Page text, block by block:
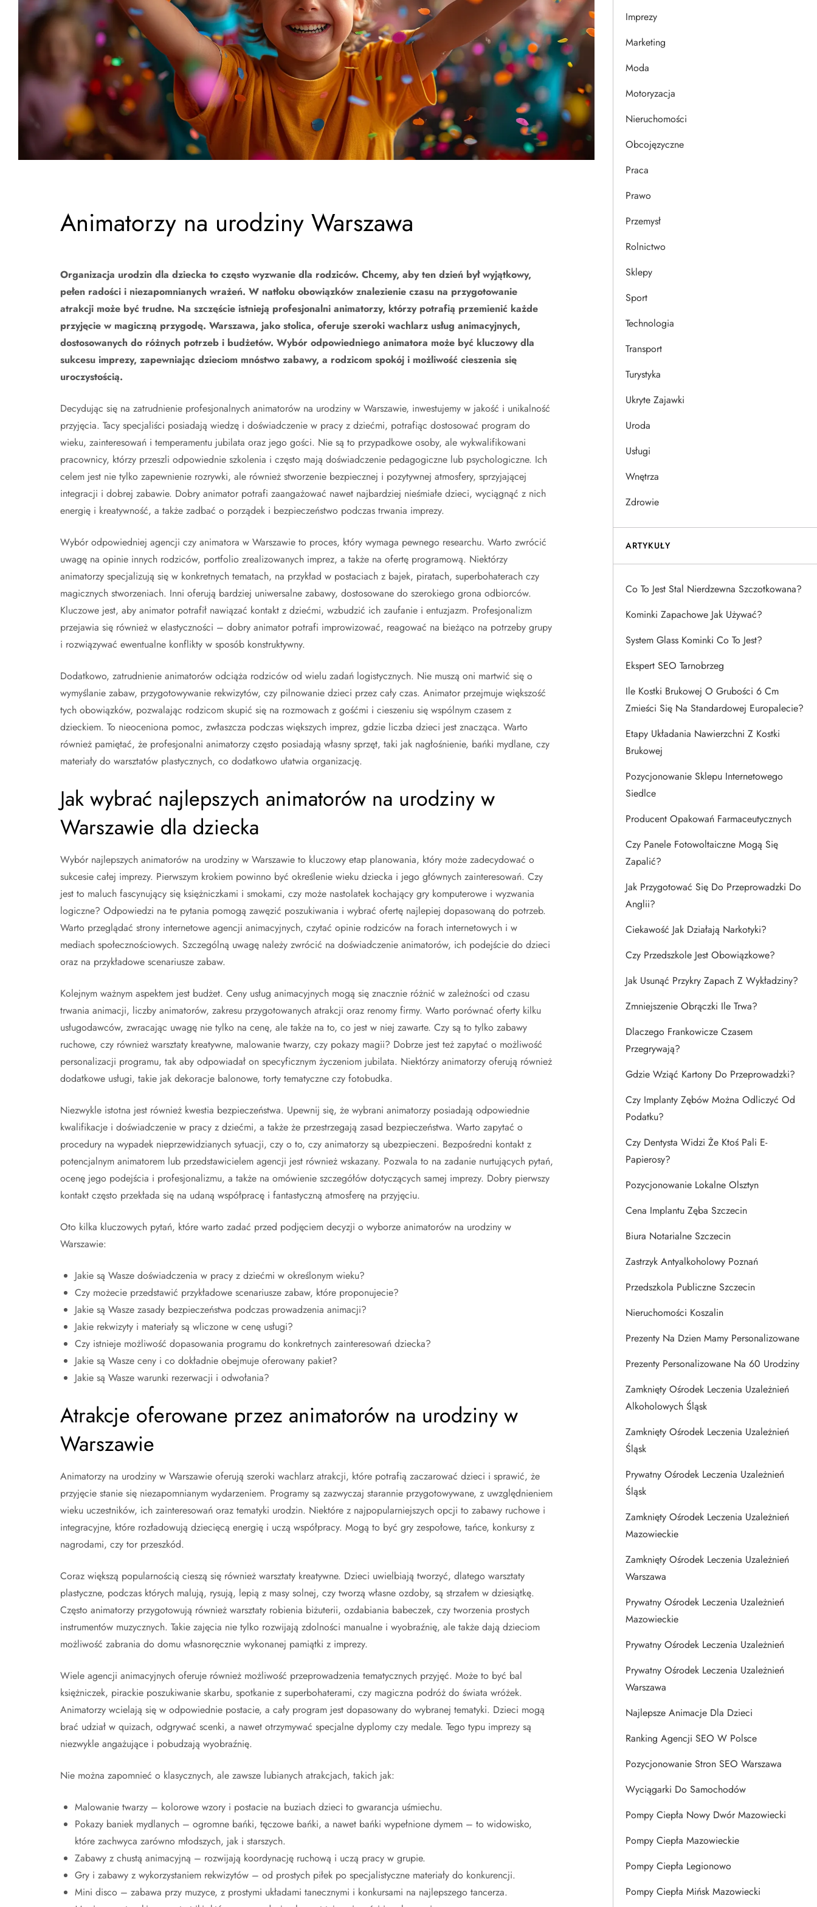
Animatorzy na urodziny Warszawa
Organizacja urodzin dla dziecka to często wyzwanie dla rodziców. Chcemy, aby ten dzień był wyjątkowy,
pełen radości i niezapomnianych wrażeń. W natłoku obowiązków znalezienie czasu na przygotowanie
atrakcji może być trudne. Na szczęście istnieją profesjonalni animatorzy, którzy potrafią przemienić każde
przyjęcie w magiczną przygodę. Warszawa, jako stolica, oferuje szeroki wachlarz usług animacyjnych,
dostosowanych do różnych potrzeb i budżetów. Wybór odpowiedniego animatora może być kluczowy dla
sukcesu imprezy, zapewniając dzieciom mnóstwo zabawy, a rodzicom spokój i możliwość cieszenia się
uroczystością.
Decydując się na zatrudnienie profesjonalnych animatorów na urodziny w Warszawie, inwestujemy w jakość i unikalność
przyjęcia. Tacy specjaliści posiadają wiedzę i doświadczenie w pracy z dziećmi, potrafiąc dostosować program do
wieku, zainteresowań i temperamentu jubilata oraz jego gości. Nie są to przypadkowe osoby, ale wykwalifikowani
pracownicy, którzy przeszli odpowiednie szkolenia i często mają doświadczenie pedagogiczne lub psychologiczne. Ich
celem jest nie tylko zapewnienie rozrywki, ale również stworzenie bezpiecznej i pozytywnej atmosfery, sprzyjającej
integracji i dobrej zabawie. Dobry animator potrafi zaangażować nawet najbardziej nieśmiałe dzieci, wyciągnąć z nich
energię i kreatywność, a także zadbać o porządek i bezpieczeństwo podczas trwania imprezy.
Wybór odpowiedniej agencji czy animatora w Warszawie to proces, który wymaga pewnego researchu. Warto zwrócić
uwagę na opinie innych rodziców, portfolio zrealizowanych imprez, a także na ofertę programową. Niektórzy
animatorzy specjalizują się w konkretnych tematach, na przykład w postaciach z bajek, piratach, superbohaterach czy
magicznych stworzeniach. Inni oferują bardziej uniwersalne zabawy, dostosowane do szerokiego grona odbiorców.
Kluczowe jest, aby animator potrafił nawiązać kontakt z dziećmi, wzbudzić ich zaufanie i entuzjazm. Profesjonalizm
przejawia się również w elastyczności – dobry animator potrafi improwizować, reagować na bieżąco na potrzeby grupy
i rozwiązywać ewentualne konflikty w sposób konstruktywny.
Dodatkowo, zatrudnienie animatorów odciąża rodziców od wielu zadań logistycznych. Nie muszą oni martwić się o
wymyślanie zabaw, przygotowywanie rekwizytów, czy pilnowanie dzieci przez cały czas. Animator przejmuje większość
tych obowiązków, pozwalając rodzicom skupić się na rozmowach z gośćmi i cieszeniu się wspólnym czasem z
dzieckiem. To nieoceniona pomoc, zwłaszcza podczas większych imprez, gdzie liczba dzieci jest znacząca. Warto
również pamiętać, że profesjonalni animatorzy często posiadają własny sprzęt, taki jak nagłośnienie, bańki mydlane, czy
materiały do warsztatów plastycznych, co dodatkowo ułatwia organizację.
Jak wybrać najlepszych animatorów na urodziny w
Warszawie dla dziecka
Wybór najlepszych animatorów na urodziny w Warszawie to kluczowy etap planowania, który może zadecydować o
sukcesie całej imprezy. Pierwszym krokiem powinno być określenie wieku dziecka i jego głównych zainteresowań. Czy
jest to maluch fascynujący się księżniczkami i smokami, czy może nastolatek kochający gry komputerowe i wyzwania
logiczne? Odpowiedzi na te pytania pomogą zawęzić poszukiwania i wybrać ofertę najlepiej dopasowaną do potrzeb.
Warto przeglądać strony internetowe agencji animacyjnych, czytać opinie rodziców na forach internetowych i w
mediach społecznościowych. Szczególną uwagę należy zwrócić na doświadczenie animatorów, ich podejście do dzieci
oraz na przykładowe scenariusze zabaw.
Kolejnym ważnym aspektem jest budżet. Ceny usług animacyjnych mogą się znacznie różnić w zależności od czasu
trwania animacji, liczby animatorów, zakresu przygotowanych atrakcji oraz renomy firmy. Warto porównać oferty kilku
usługodawców, zwracając uwagę nie tylko na cenę, ale także na to, co jest w niej zawarte. Czy są to tylko zabawy
ruchowe, czy również warsztaty kreatywne, malowanie twarzy, czy pokazy magii? Dobrze jest też zapytać o możliwość
personalizacji programu, tak aby odpowiadał on specyficznym życzeniom jubilata. Niektórzy animatorzy oferują również
dodatkowe usługi, takie jak dekoracje balonowe, torty tematyczne czy fotobudka.
Niezwykle istotna jest również kwestia bezpieczeństwa. Upewnij się, że wybrani animatorzy posiadają odpowiednie
kwalifikacje i doświadczenie w pracy z dziećmi, a także że przestrzegają zasad bezpieczeństwa. Warto zapytać o
procedury na wypadek nieprzewidzianych sytuacji, czy o to, czy animatorzy są ubezpieczeni. Bezpośredni kontakt z
potencjalnym animatorem lub przedstawicielem agencji jest również wskazany. Pozwala to na zadanie nurtujących pytań,
ocenę jego podejścia i profesjonalizmu, a także na omówienie szczegółów dotyczących samej imprezy. Dobry pierwszy
kontakt często przekłada się na udaną współpracę i fantastyczną atmosferę na przyjęciu.
Oto kilka kluczowych pytań, które warto zadać przed podjęciem decyzji o wyborze animatorów na urodziny w
Warszawie:
Jakie są Wasze doświadczenia w pracy z dziećmi w określonym wieku?
Czy możecie przedstawić przykładowe scenariusze zabaw, które proponujecie?
Jakie są Wasze zasady bezpieczeństwa podczas prowadzenia animacji?
Jakie rekwizyty i materiały są wliczone w cenę usługi?
Czy istnieje możliwość dopasowania programu do konkretnych zainteresowań dziecka?
Jakie są Wasze ceny i co dokładnie obejmuje oferowany pakiet?
Jakie są Wasze warunki rezerwacji i odwołania?
Atrakcje oferowane przez animatorów na urodziny w
Warszawie
Animatorzy na urodziny w Warszawie oferują szeroki wachlarz atrakcji, które potrafią zaczarować dzieci i sprawić, że
przyjęcie stanie się niezapomnianym wydarzeniem. Programy są zazwyczaj starannie przygotowywane, z uwzględnieniem
wieku uczestników, ich zainteresowań oraz tematyki urodzin. Niektóre z najpopularniejszych opcji to zabawy ruchowe i
integracyjne, które rozładowują dziecięcą energię i uczą współpracy. Mogą to być gry zespołowe, tańce, konkursy z
nagrodami, czy tor przeszkód.
Coraz większą popularnością cieszą się również warsztaty kreatywne. Dzieci uwielbiają tworzyć, dlatego warsztaty
plastyczne, podczas których malują, rysują, lepią z masy solnej, czy tworzą własne ozdoby, są strzałem w dziesiątkę.
Często animatorzy przygotowują również warsztaty robienia biżuterii, ozdabiania babeczek, czy tworzenia prostych
instrumentów muzycznych. Takie zajęcia nie tylko rozwijają zdolności manualne i wyobraźnię, ale także dają dzieciom
możliwość zabrania do domu własnoręcznie wykonanej pamiątki z imprezy.
Wiele agencji animacyjnych oferuje również możliwość przeprowadzenia tematycznych przyjęć. Może to być bal
księżniczek, pirackie poszukiwanie skarbu, spotkanie z superbohaterami, czy magiczna podróż do świata wróżek.
Animatorzy wcielają się w odpowiednie postacie, a cały program jest dopasowany do wybranej tematyki. Dzieci mogą
brać udział w quizach, odgrywać scenki, a nawet otrzymywać specjalne dyplomy czy medale. Tego typu imprezy są
niezwykle angażujące i pobudzają wyobraźnię.
Nie można zapomnieć o klasycznych, ale zawsze lubianych atrakcjach, takich jak:
Malowanie twarzy – kolorowe wzory i postacie na buziach dzieci to gwarancja uśmiechu.
Pokazy baniek mydlanych – ogromne bańki, tęczowe bańki, a nawet bańki wypełnione dymem – to widowisko,
które zachwyca zarówno młodszych, jak i starszych.
Zabawy z chustą animacyjną – rozwijają koordynację ruchową i uczą pracy w grupie.
Gry i zabawy z wykorzystaniem rekwizytów – od prostych piłek po specjalistyczne materiały do konkurencji.
Mini disco – zabawa przy muzyce, z prostymi układami tanecznymi i konkursami na najlepszego tancerza.
Imprezy
Marketing
Moda
Motoryzacja
Nieruchomości
Obcojęzyczne
Praca
Prawo
Przemysł
Rolnictwo
Sklepy
Sport
Technologia
Transport
Turystyka
Ukryte Zajawki
Uroda
Usługi
Wnętrza
Zdrowie
ARTYKUŁY
Co To Jest Stal Nierdzewna Szczotkowana?
Kominki Zapachowe Jak Używać?
System Glass Kominki Co To Jest?
Ekspert SEO Tarnobrzeg
Ile Kostki Brukowej O Grubości 6 Cm
Zmieści Się Na Standardowej Europalecie?
Etapy Układania Nawierzchni Z Kostki
Brukowej
Pozycjonowanie Sklepu Internetowego
Siedlce
Producent Opakowań Farmaceutycznych
Czy Panele Fotowoltaiczne Mogą Się
Zapalić?
Jak Przygotować Się Do Przeprowadzki Do
Anglii?
Ciekawość Jak Działają Narkotyki?
Czy Przedszkole Jest Obowiązkowe?
Jak Usunąć Przykry Zapach Z Wykładziny?
Zmniejszenie Obrączki Ile Trwa?
Dlaczego Frankowicze Czasem
Przegrywają?
Gdzie Wziąć Kartony Do Przeprowadzki?
Czy Implanty Zębów Można Odliczyć Od
Podatku?
Czy Dentysta Widzi Że Ktoś Pali E-
Papierosy?
Pozycjonowanie Lokalne Olsztyn
Cena Implantu Zęba Szczecin
Biura Notarialne Szczecin
Zastrzyk Antyalkoholowy Poznań
Przedszkola Publiczne Szczecin
Nieruchomości Koszalin
Prezenty Na Dzien Mamy Personalizowane
Prezenty Personalizowane Na 60 Urodziny
Zamknięty Ośrodek Leczenia Uzależnień
Alkoholowych Śląsk
Zamknięty Ośrodek Leczenia Uzależnień
Śląsk
Prywatny Ośrodek Leczenia Uzależnień
Śląsk
Zamknięty Ośrodek Leczenia Uzależnień
Mazowieckie
Zamknięty Ośrodek Leczenia Uzależnień
Warszawa
Prywatny Ośrodek Leczenia Uzależnień
Mazowieckie
Prywatny Ośrodek Leczenia Uzależnień
Prywatny Ośrodek Leczenia Uzależnień
Warszawa
Najlepsze Animacje Dla Dzieci
Ranking Agencji SEO W Polsce
Pozycjonowanie Stron SEO Warszawa
Wyciągarki Do Samochodów
Pompy Ciepła Nowy Dwór Mazowiecki
Pompy Ciepła Mazowieckie
Pompy Ciepła Legionowo
Pompy Ciepła Mińsk Mazowiecki